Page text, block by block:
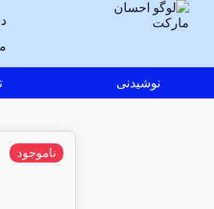
نوشیدنی
ناموجود